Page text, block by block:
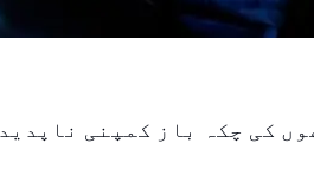
کی چکہ باز کمپنی ناپدید